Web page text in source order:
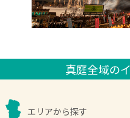
真庭全域の
エリアから探す